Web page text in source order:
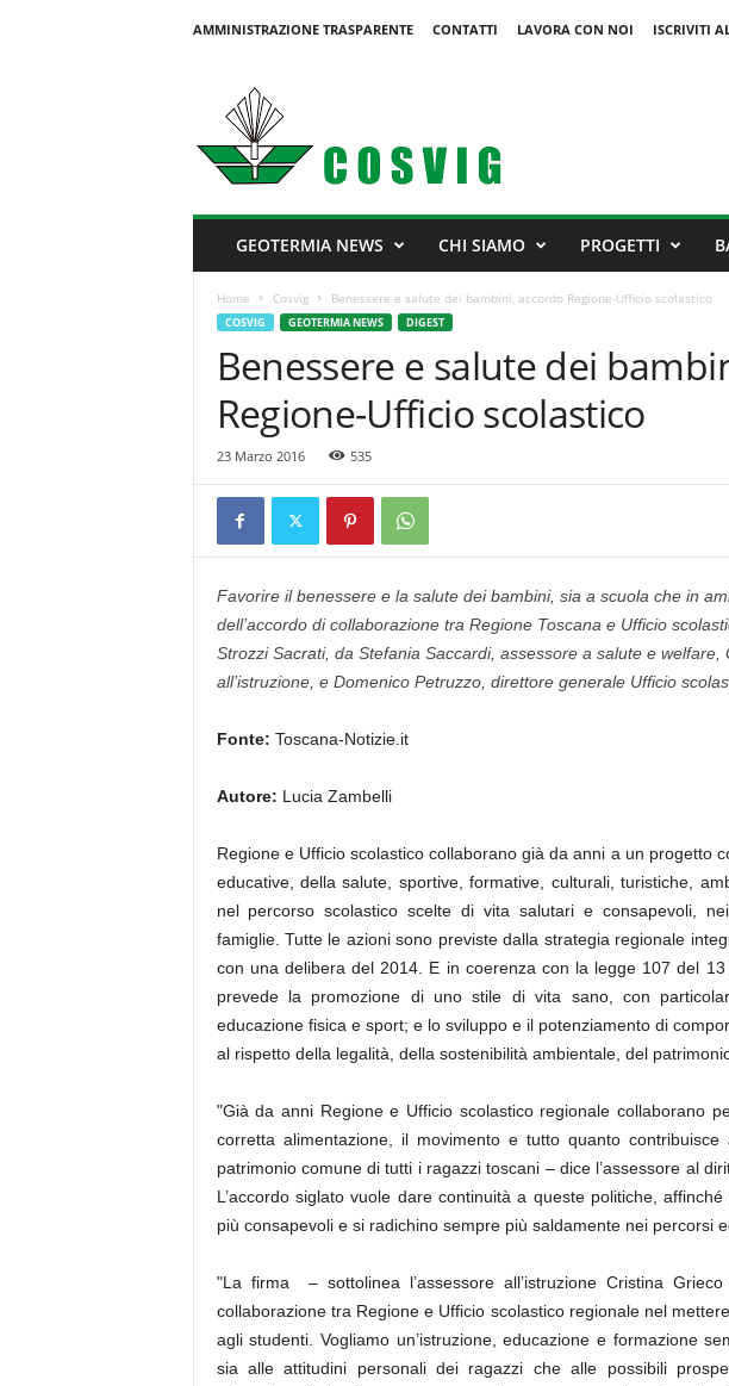
AMMINISTRAZIONE TRASPARENTE CONTATTI LAVORA CON NOI ISCRIVITI
GEOTERMIA NEWS CHI SIAMO PROGETTI
Home Cosvig Benessere e salute dei bambini, accordo Regione-Ufficio scolastico
COSVIG GEOTERMIA NEWS DIGEST
Benessere e salute dei
Regione-Ufficio scolastico
23 Marzo 2016 535
Favorire il benessere e la salute dei bambini, sia a scuola che in
dell’accordo di collaborazione tra Regione Toscana e Ufficio
Strozzi Sacrati, da Stefania Saccardi, assessore a salute e welfare,
all’istruzione, e Domenico Petruzzo, direttore generale Ufficio
Fonte: Toscana-Notizie.it
Autore: Lucia Zambelli
Regione e Ufficio scolastico collaborano già da anni a un progetto
educative, della salute, sportive, formative, culturali, turistiche,
nel percorso scolastico scelte di vita salutari e consapevoli,
famiglie. Tutte le azioni sono previste dalla strategia regionale
con una delibera del 2014. E in coerenza con la legge 107 del
prevede la promozione di uno stile di vita sano, con
educazione fisica e sport; e lo sviluppo e il potenziamento di
al rispetto della legalità, della sostenibilità ambientale, del
"Già da anni Regione e Ufficio scolastico regionale collaborano
corretta alimentazione, il movimento e tutto quanto
patrimonio comune di tutti i ragazzi toscani – dice l’assessore al
L’accordo siglato vuole dare continuità a queste politiche,
più consapevoli e si radichino sempre più saldamente nei percorsi
"La firma – sottolinea l’assessore all’istruzione Cristina
collaborazione tra Regione e Ufficio scolastico regionale nel
agli studenti. Vogliamo un’istruzione, educazione e formazione
sia alle attitudini personali dei ragazzi che alle possibili